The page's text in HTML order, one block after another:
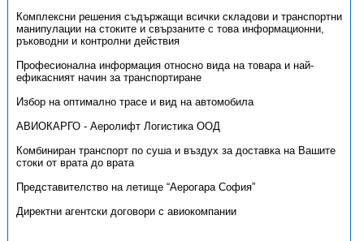
Комплексни решения съдържащи всички складови и транспортни
манипулации на стоките и свързаните с това информационни,
ръководни и контролни действия
Професионална информация относно вида на товара и най-
ефикасният начин за транспортиране
Избор на оптимално трасе и вид на автомобила
АВИОКАРГО - Аеролифт Логистика ООД
Комбиниран транспорт по суша и въздух за доставка на Вашите
стоки от врата до врата
Представителство на летище “Аерогара София”
Директни агентски договори с авиокомпании